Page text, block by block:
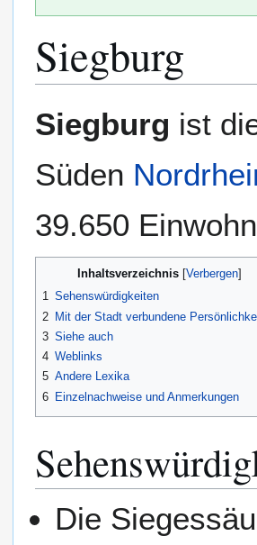
Siegburg
Navigation
Suche
Siegburg ist
Süden
39.650
Inhaltsverzeichnis
1 Sehenswürdigkeiten
2 Mit der Stadt verbundene
3 Siehe auch
4 Weblinks
5 Andere Lexika
6 Einzelnachweise und Anmerkungen
Die